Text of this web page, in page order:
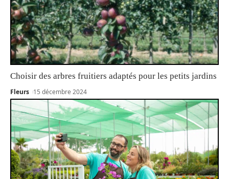
Choisir des arbres fruitiers adaptés pour les petits jardins
Fleurs 15 décembre 2024